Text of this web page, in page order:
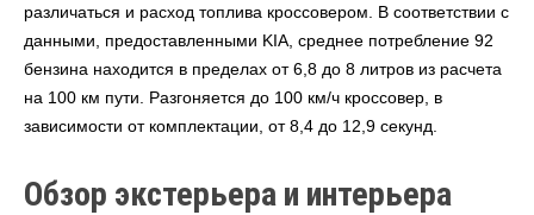
различаться и расход топлива кроссовером. В соответствии с
данными, предоставленными KIA, среднее потребление 92
бензина находится в пределах от 6,8 до 8 литров из расчета
на 100 км пути. Разгоняется до 100 км/ч кроссовер, в
зависимости от комплектации, от 8,4 до 12,9 секунд.
Обзор экстерьера и интерьера